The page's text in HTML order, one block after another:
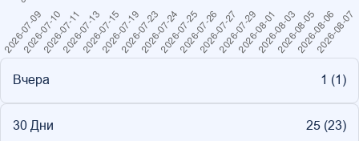
Вчера 1 (1)
30 Дни 25 (23)